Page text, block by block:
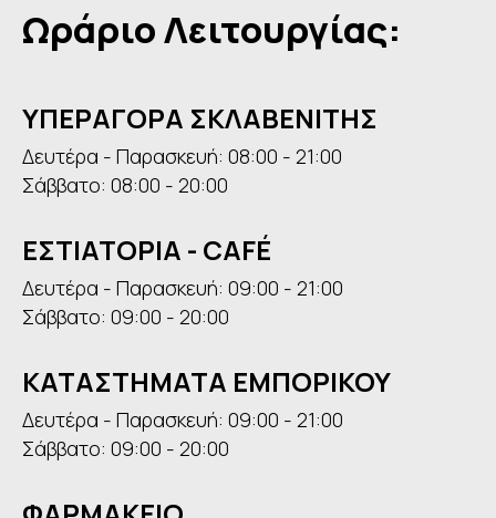
Ωράριο Λειτουργίας:
ΥΠΕΡΑΓΟΡΑ ΣΚΛΑΒΕΝΙΤΗΣ
Δευτέρα - Παρασκευή: 08:00 - 21:00
Σάββατο: 08:00 - 20:00
ΕΣΤΙΑΤΟΡΙΑ - CAFÉ
Δευτέρα - Παρασκευή: 09:00 - 21:00
Σάββατο: 09:00 - 20:00
ΚΑΤΑΣΤΗΜΑΤΑ ΕΜΠΟΡΙΚΟΥ
Δευτέρα - Παρασκευή: 09:00 - 21:00
Σάββατο: 09:00 - 20:00